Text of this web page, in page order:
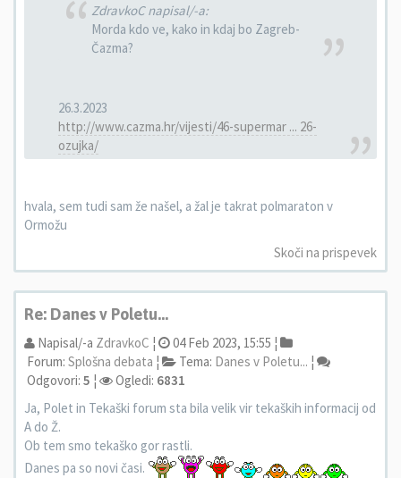
ZdravkoC napisal/-a:
Morda kdo ve, kako in kdaj bo Zagreb-
Čazma?
26.3.2023
http://www.cazma.hr/vijesti/46-supermar ... 26-
ozujka/
hvala, sem tudi sam že našel, a žal je takrat polmaraton v
Ormožu
Skoči na prispevek
Re: Danes v Poletu...
Napisal/-a ZdravkoC ¦
04 Feb 2023, 15:55 ¦
Forum: Splošna debata ¦ Tema: Danes v Poletu... ¦
Odgovori: 5 ¦ Ogledi: 6831
Ja, Polet in Tekaški forum sta bila velik vir tekaških informacij od
A do Ž.
Ob tem smo tekaško gor rastli.
Danes pa so novi časi.